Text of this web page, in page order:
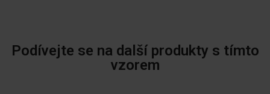
Podívejte se na další produkty s tímto
vzorem